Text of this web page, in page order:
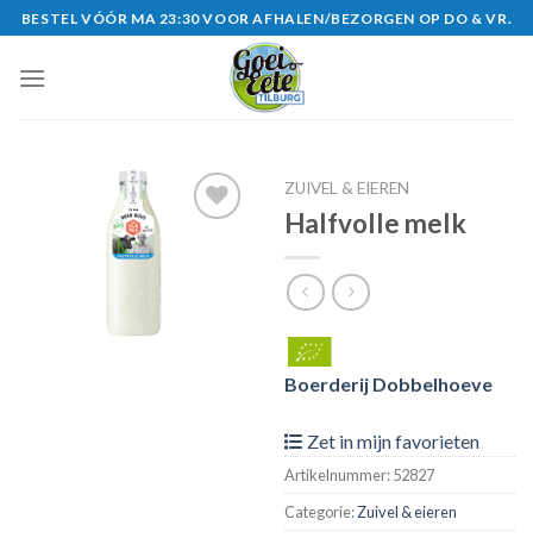
Skip
to
content
BESTEL VÓÓR MA 23:30 VOOR AFHALEN/BEZORGEN OP DO & VR.
ZUIVEL & EIEREN
Halfvolle melk
Boerderij Dobbelhoeve
Zet in mijn favorieten
Artikelnummer:52827
Categorie:Zuivel & eieren